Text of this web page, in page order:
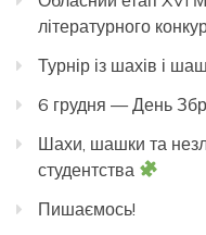
літературного
Турнір із шахів і
6 грудня — День
Шахи, шашки та
студентства
Пишаємось!